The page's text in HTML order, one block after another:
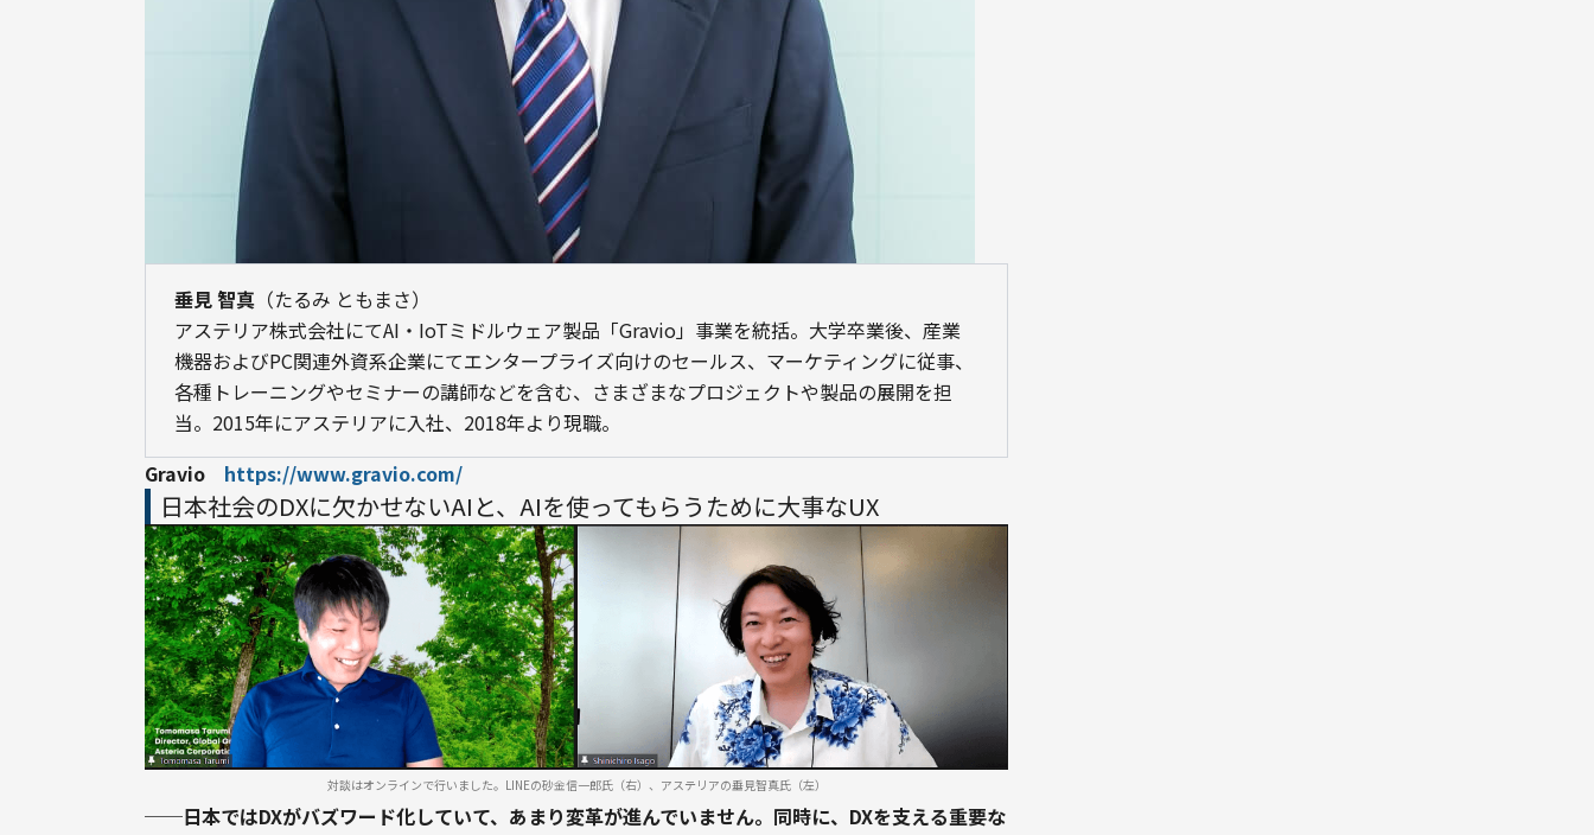
垂見 智真 （たるみ ともまさ）
アステリア株式会社にてAI・IoTミドルウェア製品「Gravio」事業を統括。大学卒業後、産業
機器およびPC関連外資系企業にてエンタープライズ向けのセールス、マーケティングに従事、
各種トレーニングやセミナーの講師などを含む、さまざまなプロジェクトや製品の展開を担
当。2015年にアステリアに入社、2018年より現職。
Gravio https://www.gravio.com/
日本社会のDXに欠かせないAIと、AIを使ってもらうために大事なUX
対談はオンラインで行いました。LINEの砂金信一郎氏（右）、アステリアの垂見智真氏（左）
──日本ではDXがバズワード化していて、あまり変革が進んでいません。同時に、DXを支える重要な